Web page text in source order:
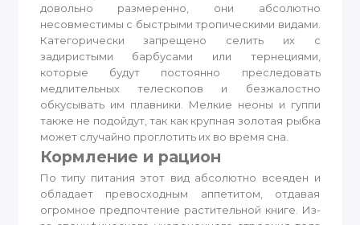
довольно размеренно, они абсолютно
несовместимы с быстрыми тропическими видами.
Категорически запрещено селить их с
задиристыми барбусами или тернециями,
которые будут постоянно преследовать
медлительных телескопов и безжалостно
обкусывать им плавники. Мелкие неоны и гуппи
также не подойдут, так как крупная золотая рыбка
может случайно проглотить их во время сна.
Кормление и рацион
По типу питания этот вид абсолютно всеяден и
обладает превосходным аппетитом, отдавая
огромное предпочтение растительной книге. Из-